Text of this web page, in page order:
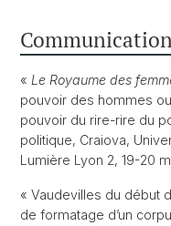
« Le Royaume des
pouvoir des hommes
pouvoir du rire-rire du
politique, Craiova,
Lumière Lyon 2, 19-20
« Vaudevilles du début
de formatage d’un